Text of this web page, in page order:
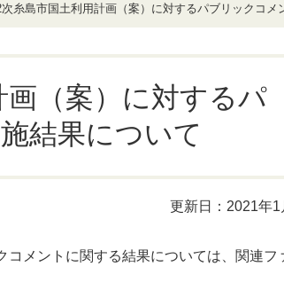
糸島市国土利用計画（案）に対するパブリックコメ
（案）に対するパ
結果について
更新日：2021年1
メントに関する結果については、関連フ